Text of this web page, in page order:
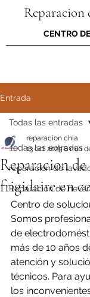
Reparacion
CENTRO
Entrada
Todas las entradas
reparacion de
Reparación de
Todas las entradas
Reparacion de
frigidaire en
reparacion chia
13 oct 20258 min
Centro de
Somos
de
más de 10 años
atención y
técnicos. Para
los